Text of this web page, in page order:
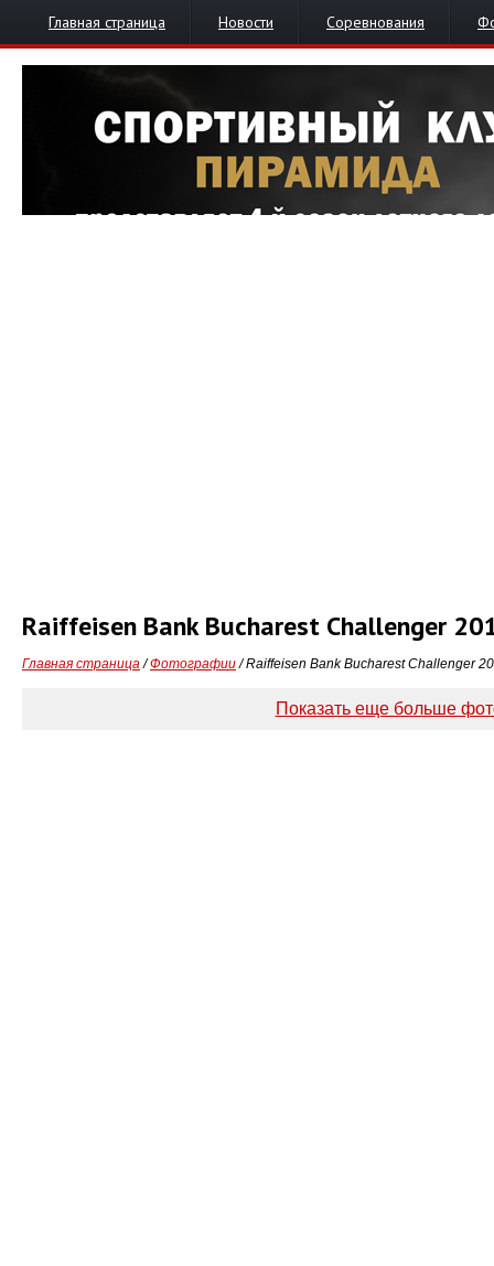
Главная страница Новости Соревнования
Raiffeisen Bank Bucharest Challenger
Главная страница/Фотографии/ Raiffeisen Bank Bucharest Challenger
Показать еще больше